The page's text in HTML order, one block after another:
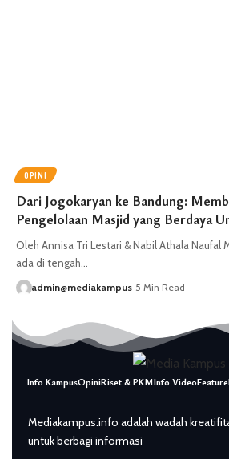
OPINI
Dari Jogokaryan ke Bandung:
Pengelolaan Masjid yang Berdaya
Oleh Annisa Tri Lestari & Nabil Athala Naufal
ada di tengah…
admin@mediakampus 5 Min Read
Info KampusOpiniRiset & PKMInfo VideoFeature
Mediakampus.info adalah wadah
untuk berbagi informasi